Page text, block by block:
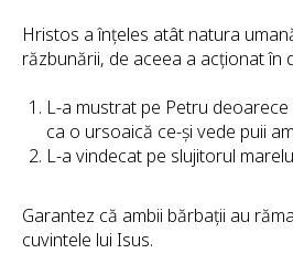
Hristos a înțeles atât natura
răzbunării, de aceea a acționat în
L-a mustrat pe Petru
ca o ursoaică ce-și vede puii
L-a vindecat pe slujitorul
Garantez că ambii bărbații au
cuvintele lui Isus.